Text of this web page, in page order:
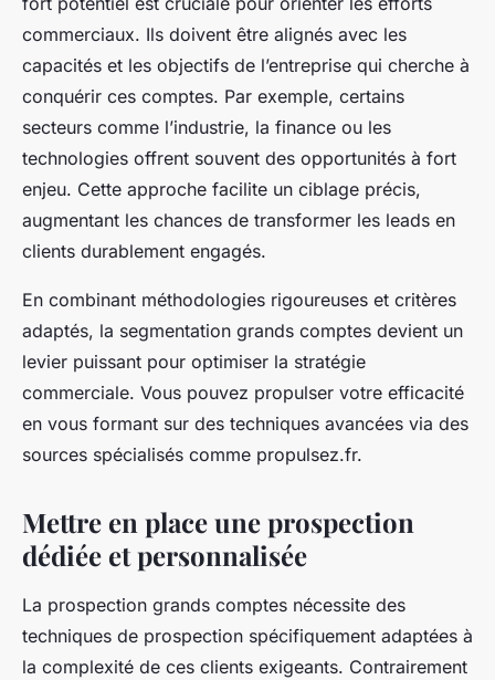
commerciaux. Ils doivent être alignés avec les
capacités et les objectifs de l’entreprise qui cherche à
conquérir ces comptes. Par exemple, certains
secteurs comme l’industrie, la finance ou les
technologies offrent souvent des opportunités à fort
enjeu. Cette approche facilite un ciblage précis,
augmentant les chances de transformer les leads en
clients durablement engagés.
En combinant méthodologies rigoureuses et critères
adaptés, la segmentation grands comptes devient un
levier puissant pour optimiser la stratégie
commerciale. Vous pouvez propulser votre efficacité
en vous formant sur des techniques avancées via des
sources spécialisés comme propulsez.fr.
Mettre en place une prospection
dédiée et personnalisée
La prospection grands comptes nécessite des
techniques de prospection spécifiquement adaptées à
la complexité de ces clients exigeants. Contrairement